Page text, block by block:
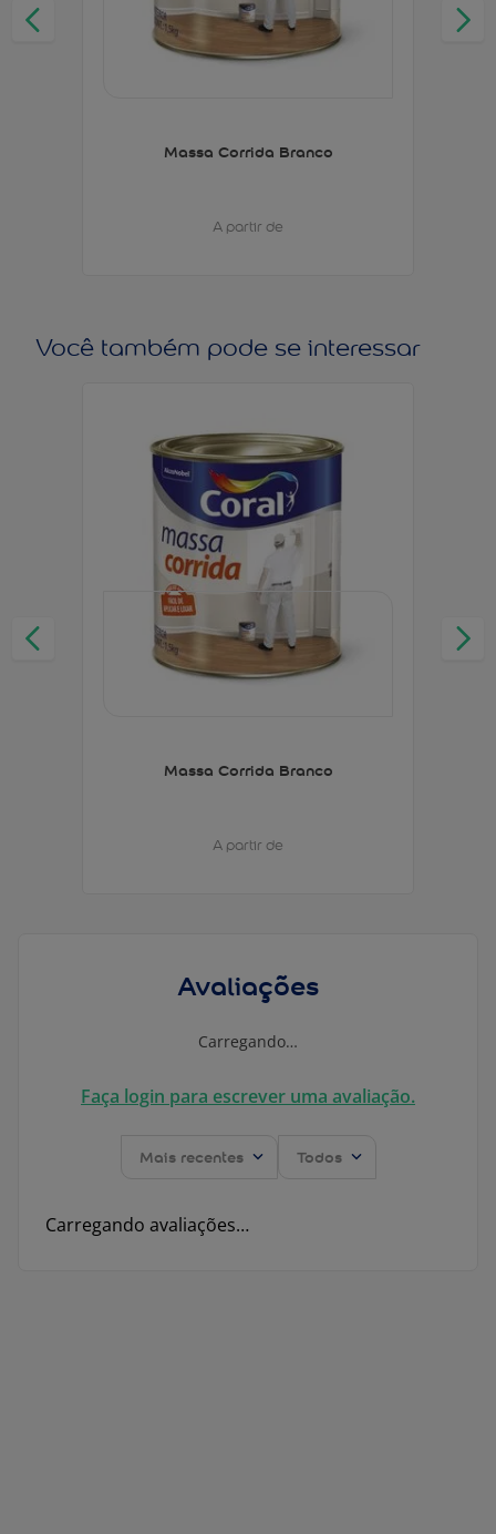
Massa Corrida Branco
A partir de
Você também pode se interessar
Massa Corrida Branco
A partir de
Avaliações
Carregando…
Faça login para escrever uma avaliação.
Mais recentes Todos
Carregando avaliações…